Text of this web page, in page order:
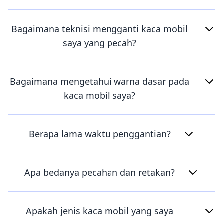
Bagaimana teknisi mengganti kaca mobil
saya yang pecah?
Bagaimana mengetahui warna dasar pada
kaca mobil saya?
Berapa lama waktu penggantian?
Apa bedanya pecahan dan retakan?
Apakah jenis kaca mobil yang saya